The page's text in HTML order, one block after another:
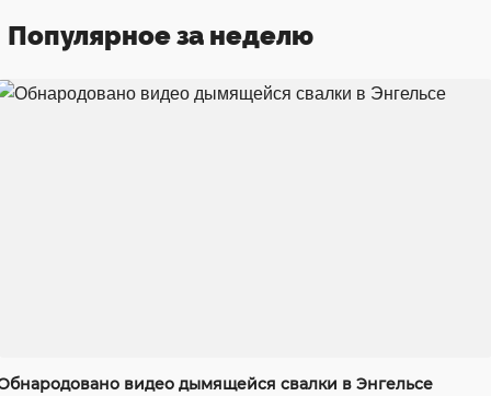
Популярное за неделю
видео дымящейся свалки в Энгельсе